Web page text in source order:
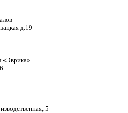
д.19
«Эврика»
5